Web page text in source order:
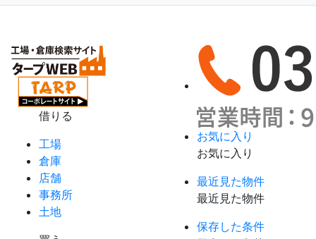
借りる
工場
倉庫
店舗
事務所
土地
お気に入り
お気に入り
最近見た物件
最近見た物件
保存した条件